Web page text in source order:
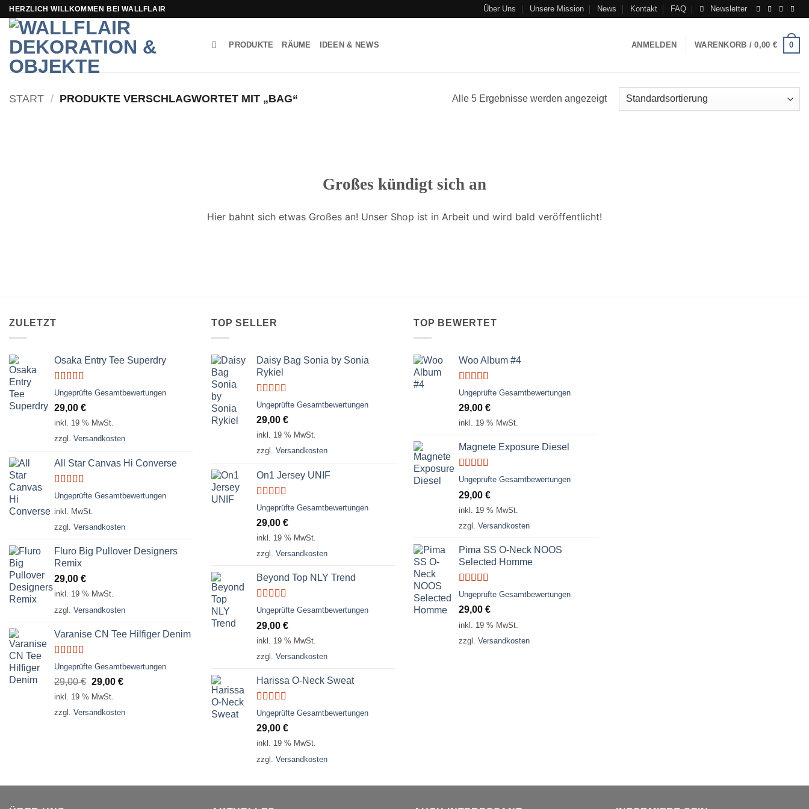
Zum
Inhalt
springen
HERZLICH WILLKOMMEN BEI WALLFLAIR Über Uns Unsere Mission News Kontakt FAQ Newsletter
PRODUKTE RÄUME IDEEN & NEWS ANMELDEN WARENKORB /0,00 € 0
START / PRODUKTE VERSCHLAGWORTET MIT „BAG“ Alle 5 Ergebnisse werden angezeigt
Großes kündigt sich an
Hier bahnt sich etwas Großes an! Unser Shop ist in Arbeit und wird bald veröffentlicht!
ZULETZT
Osaka Entry Tee Superdry
Bewertet
mit 4.00
von 5
Ungeprüfte Gesamtbewertungen
29,00 €
inkl. 19 % MwSt.
zzgl. Versandkosten
All Star Canvas Hi Converse
Bewertet
mit 4.33
von 5
Ungeprüfte Gesamtbewertungen
inkl. MwSt.
zzgl. Versandkosten
Fluro Big Pullover Designers
Remix
29,00 €
inkl. 19 % MwSt.
zzgl. Versandkosten
Varanise CN Tee Hilfiger Denim
Bewertet
mit 3.50
von 5
Ungeprüfte Gesamtbewertungen
29,00€ Ursprünglicher
Preis
29,00 €Aktueller
inkl. 19 % MwSt.
zzgl. Versandkosten
TOP SELLER
Daisy Bag Sonia by Sonia
Rykiel
Bewertet
mit 3.50
von 5
Ungeprüfte Gesamtbewertungen
29,00 €
inkl. 19 % MwSt.
zzgl. Versandkosten
On1 Jersey UNIF
Bewertet
mit 5.00
5
Ungeprüfte Gesamtbewertungen
29,00 €
inkl. 19 % MwSt.
zzgl. Versandkosten
Beyond Top NLY Trend
Bewertet
mit 3.50
von 5
Ungeprüfte Gesamtbewertungen
29,00 €
inkl. 19 % MwSt.
zzgl. Versandkosten
Harissa O-Neck Sweat
Bewertet
mit 4.00
von 5
Ungeprüfte Gesamtbewertungen
29,00 €
inkl. 19 % MwSt.
zzgl. Versandkosten
TOP BEWERTET
Woo Album #4
Bewertet
mit 5.00
5
Ungeprüfte Gesamtbewertungen
29,00 €
inkl. 19 % MwSt.
Magnete Exposure Diesel
Bewertet
mit 5.00
5
Ungeprüfte Gesamtbewertungen
29,00 €
inkl. 19 % MwSt.
zzgl. Versandkosten
Pima SS O-Neck NOOS
Selected Homme
Bewertet
mit 5.00
5
Ungeprüfte Gesamtbewertungen
29,00 €
inkl. 19 % MwSt.
zzgl. Versandkosten